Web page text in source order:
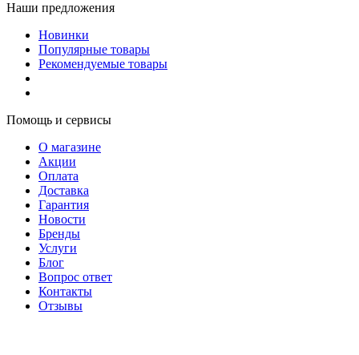
Наши предложения
Новинки
Популярные товары
Рекомендуемые товары
Помощь и сервисы
О магазине
Акции
Оплата
Доставка
Гарантия
Новости
Бренды
Услуги
Блог
Вопрос ответ
Контакты
Отзывы